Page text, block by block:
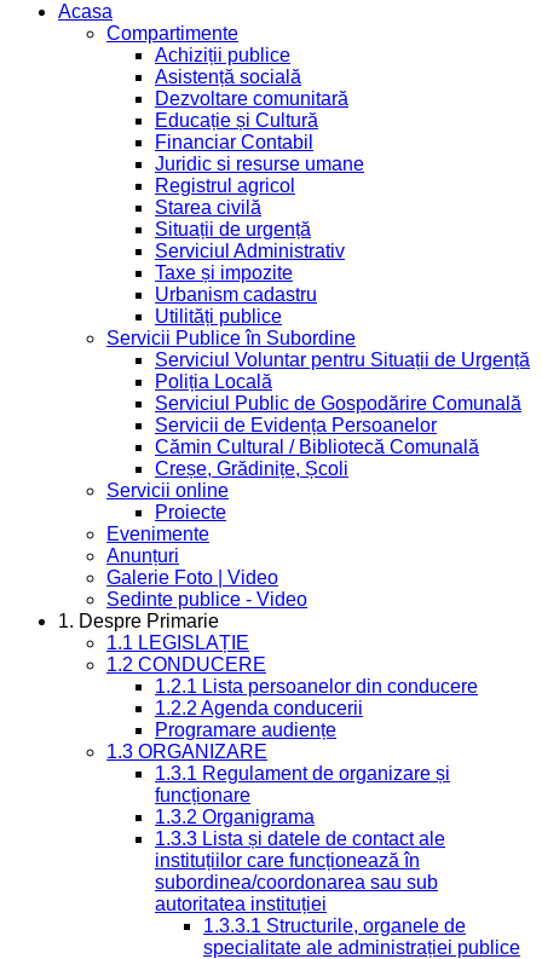
Acasa
Compartimente
Achiziții publice
Asistență socială
Dezvoltare comunitară
Educație și Cultură
Financiar Contabil
Juridic si resurse umane
Registrul agricol
Starea civilă
Situații de urgență
Serviciul Administrativ
Taxe și impozite
Urbanism cadastru
Utilități publice
Servicii Publice în Subordine
Serviciul Voluntar pentru Situații de Urgență
Poliția Locală
Serviciul Public de Gospodărire Comunală
Servicii de Evidența Persoanelor
Cămin Cultural / Bibliotecă Comunală
Creșe, Grădinițe, Școli
Servicii online
Proiecte
Evenimente
Anunțuri
Galerie Foto | Video
Sedinte publice - Video
1. Despre Primarie
1.1 LEGISLAȚIE
1.2 CONDUCERE
1.2.1 Lista persoanelor din conducere
1.2.2 Agenda conducerii
Programare audiențe
1.3 ORGANIZARE
1.3.1 Regulament de organizare și
funcționare
1.3.2 Organigrama
1.3.3 Lista și datele de contact ale
instituțiilor care funcționează în
subordinea/coordonarea sau sub
autoritatea instituției
1.3.3.1 Structurile, organele de
specialitate ale administrației publice